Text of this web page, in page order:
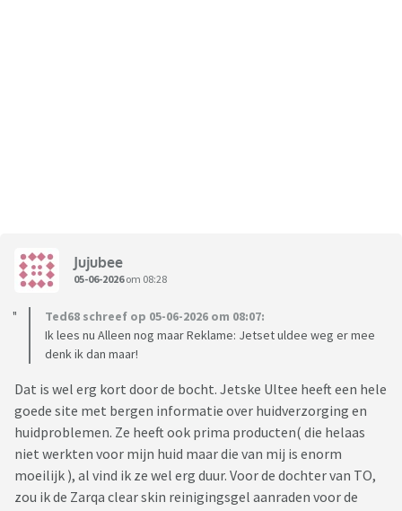
Jujubee
05-06-2026om 08:28
Ted68 schreef op 05-06-2026 om 08:07:
Ik lees nu Alleen nog maar Reklame: Jetset uldee weg er mee
denk ik dan maar!
Dat is wel erg kort door de bocht. Jetske Ultee heeft een hele
goede site met bergen informatie over huidverzorging en
huidproblemen. Ze heeft ook prima producten( die helaas
niet werkten voor mijn huid maar die van mij is enorm
moeilijk ), al vind ik ze wel erg duur. Voor de dochter van TO,
zou ik de Zarqa clear skin reinigingsgel aanraden voor de